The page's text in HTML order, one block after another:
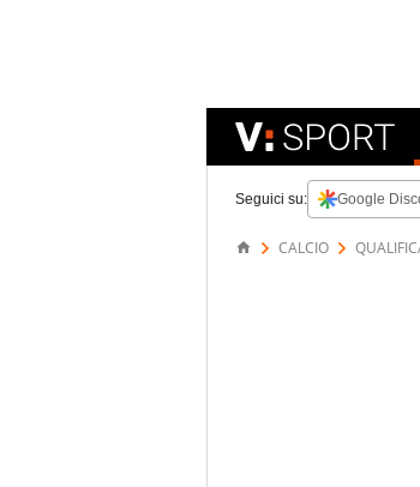
Seguici su: Google
CALCIO